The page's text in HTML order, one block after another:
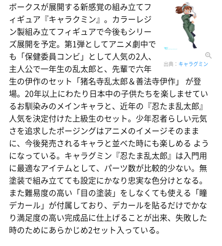
出典： キャラグミン
ボークスが展開する新感覚の組み立てフ
ィギュア『キャラクミン』。カラーレジ
ン製組み立てフィギュアで今後もシリー
ズ展開を予定。第1弾としてアニメ劇中で
も「保健委員コンビ」として人気の2人、
主人公で一年生の乱太郎と、先輩で六年
生の伊作のセット「猪名寺乱太郎＆善法寺伊作」 が登
場。20年以上にわたり日本中の子供たちを楽しませてい
るお馴染みのメインキャラと、近年の『忍たま乱太郎』
人気を決定付けた上級生のセット。少年忍者らしい元気
さを追求したポージングはアニメのイメージそのまま
に、今後発売されるキャラと並べた時にも楽しめる よう
になっている。キャラグミン『忍たま乱太郎』は入門用
に最適なアイテムとして、パーツ数が比較的少ない。無
塗装で組み立てても設定にかなり忠実な色分けとなる。
また難易度の高い「目の塗装」をしなくても使える「瞳
デカール」が付属しており、デカールを貼るだけでかな
り満足度の高い完成品に仕上げることが出来、失敗した
時のためにあらかじめ2セット入っている。